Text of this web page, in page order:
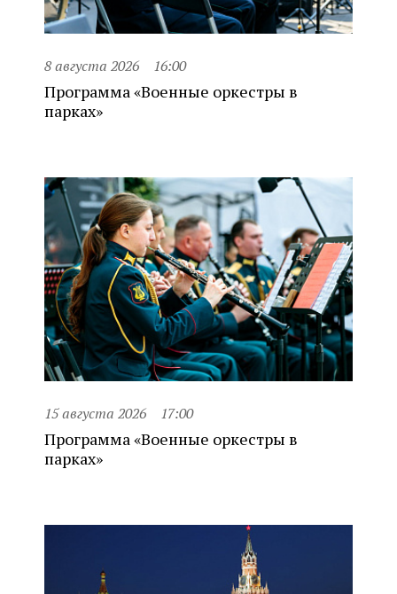
8 августа 2026 16:00
Программа «Военные оркестры в
парках»
15 августа 2026 17:00
Программа «Военные оркестры в
парках»